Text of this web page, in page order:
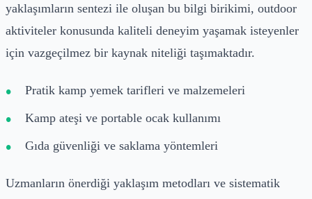
yaklaşımların sentezi ile oluşan bu bilgi birikimi, outdoor
aktiviteler konusunda kaliteli deneyim yaşamak isteyenler
için vazgeçilmez bir kaynak niteliği taşımaktadır.
Pratik kamp yemek tarifleri ve malzemeleri
Kamp ateşi ve portable ocak kullanımı
Gıda güvenliği ve saklama yöntemleri
Uzmanların önerdiği yaklaşım metodları ve sistematik